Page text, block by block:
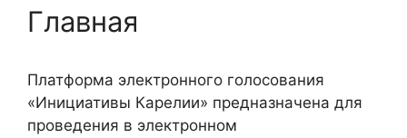
Главная
Платформа электронного голосования
«Инициативы Карелии» предназначена для
проведения в электронном